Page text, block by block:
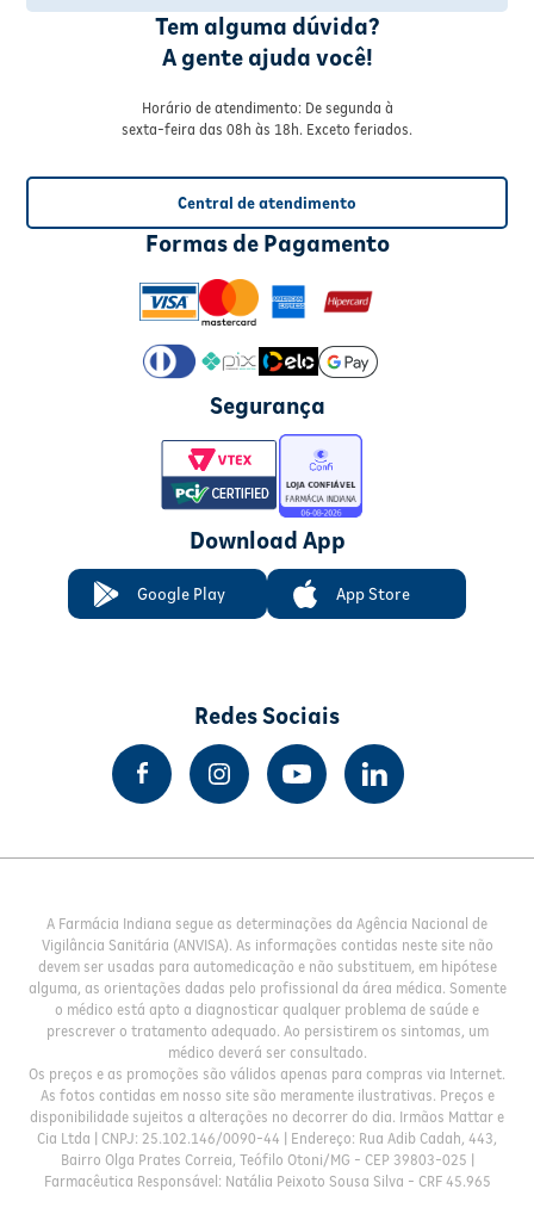
Tem alguma dúvida?
A gente ajuda você!
Horário de atendimento: De segunda à
sexta-feira das 08h às 18h. Exceto feriados.
Central de atendimento
Formas de Pagamento
Segurança
Download App
Google Play App Store
Redes Sociais
A Farmácia Indiana segue as determinações da Agência Nacional de
Vigilância Sanitária (ANVISA). As informações contidas neste site não
devem ser usadas para automedicação e não substituem, em hipótese
alguma, as orientações dadas pelo profissional da área médica. Somente
o médico está apto a diagnosticar qualquer problema de saúde e
prescrever o tratamento adequado. Ao persistirem os sintomas, um
médico deverá ser consultado.
Os preços e as promoções são válidos apenas para compras via Internet.
As fotos contidas em nosso site são meramente ilustrativas. Preços e
disponibilidade sujeitos a alterações no decorrer do dia. Irmãos Mattar e
Cia Ltda | CNPJ: 25.102.146/0090-44 | Endereço: Rua Adib Cadah, 443,
Bairro Olga Prates Correia, Teófilo Otoni/MG - CEP 39803-025 |
Farmacêutica Responsável: Natália Peixoto Sousa Silva - CRF 45.965